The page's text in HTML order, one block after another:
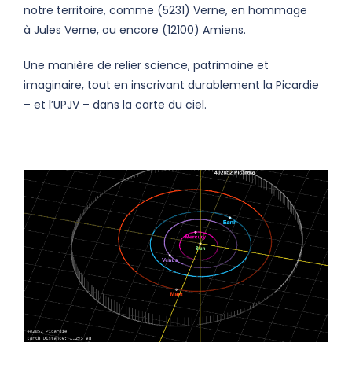
notre territoire, comme (5231) Verne, en hommage
à Jules Verne, ou encore (12100) Amiens.
Une manière de relier science, patrimoine et
imaginaire, tout en inscrivant durablement la Picardie
– et l’UPJV – dans la carte du ciel.